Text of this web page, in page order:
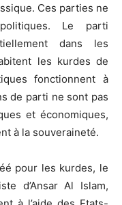
Ces parties ne
Le parti
dans les
les kurdes de
fonctionnent à
de parti ne sont pas
et économiques,
à la souveraineté.
pour les kurdes, le
d’Ansar Al Islam,